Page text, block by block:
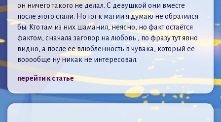
он ничего такого не делал. С девушкой они вместе
после этого стали. Но тот к магии я думаю не обратился
бы. Кто там из них шаманил, неясно, но факт остаётся
фактом, сначала заговор на любовь , по фразу тут явно
видно, а после ее влюбленность в чувака, который ее
вооообще ну никак не интересовал.
перейти к статье